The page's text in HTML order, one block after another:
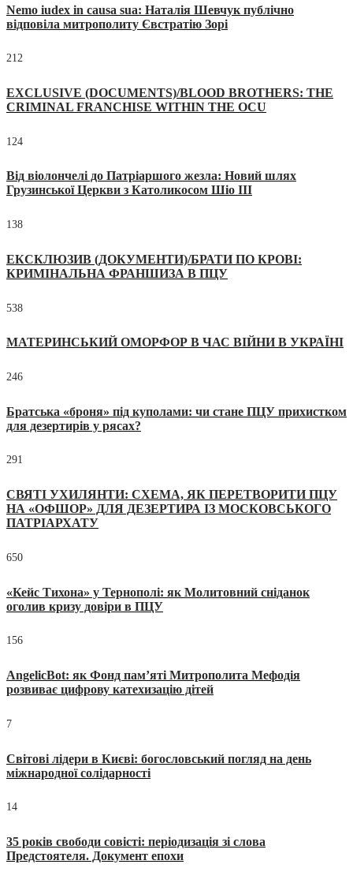
Nemo iudex in causa sua: Наталія Шевчук публічно
відповіла митрополиту Євстратію Зорі
212
EXCLUSIVE (DOCUMENTS)/BLOOD BROTHERS: THE
CRIMINAL FRANCHISE WITHIN THE OCU
124
Від віолончелі до Патріаршого жезла: Новий шлях
Грузинської Церкви з Католикосом Шіо III
138
ЕКСКЛЮЗИВ (ДОКУМЕНТИ)/БРАТИ ПО КРОВІ:
КРИМІНАЛЬНА ФРАНШИЗА В ПЦУ
538
МАТЕРИНСЬКИЙ ОМОРФОР В ЧАС ВІЙНИ В УКРАЇНІ
246
Братська «броня» під куполами: чи стане ПЦУ прихистком
для дезертирів у рясах?
291
СВЯТІ УХИЛЯНТИ: СХЕМА, ЯК ПЕРЕТВОРИТИ ПЦУ
НА «ОФШОР» ДЛЯ ДЕЗЕРТИРА ІЗ МОСКОВСЬКОГО
ПАТРІАРХАТУ
650
«Кейс Тихона» у Тернополі: як Молитовний сніданок
оголив кризу довіри в ПЦУ
156
AngelicBot: як Фонд пам’яті Митрополита Мефодія
розвиває цифрову катехизацію дітей
7
Світові лідери в Києві: богословський погляд на день
міжнародної солідарності
14
35 років свободи совісті: періодизація зі слова
Предстоятеля. Документ епохи